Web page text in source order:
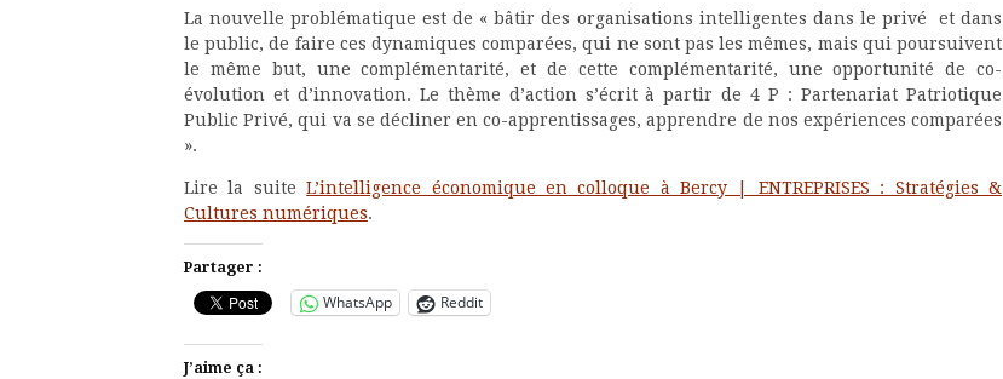
La nouvelle problématique est de « bâtir des organisations intelligentes dans le privé et dans
le public, de faire ces dynamiques comparées, qui ne sont pas les mêmes, mais qui poursuivent
le même but, une complémentarité, et de cette complémentarité, une opportunité de co-
évolution et d’innovation. Le thème d’action s’écrit à partir de 4 P : Partenariat Patriotique
Public Privé, qui va se décliner en co-apprentissages, apprendre de nos expériences comparées
».
Lire la suiteL’intelligence économique en colloque à Bercy | ENTREPRISES : Stratégies &
Cultures numériques.
Partager :
WhatsApp Reddit
J’aime ça :